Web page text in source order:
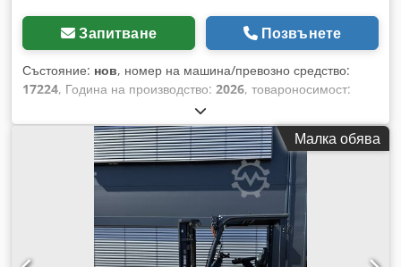
Запитване Позвънете
Състояние: нов, номер на машина/превозно средство:
17224, Година на производство: 2026, товароносимост:
, височина на повдигане:
повдигане:1 484 мм, център на товара:500 мм, тип гориво:
електрически, тип мачта:триплекс, строителна височина:
, напрежение на батерията:51,2 V
, дължина на
1 150 мм , размер на предната гума:
16x6-8 weiss
, 5230052 Dkodpfx Aszp Tz Dekper Сериен номер:
OBA06-000030 Данни за батерията: 51,2 V, 277 Ah,
литиево-йонна.
Малка обява